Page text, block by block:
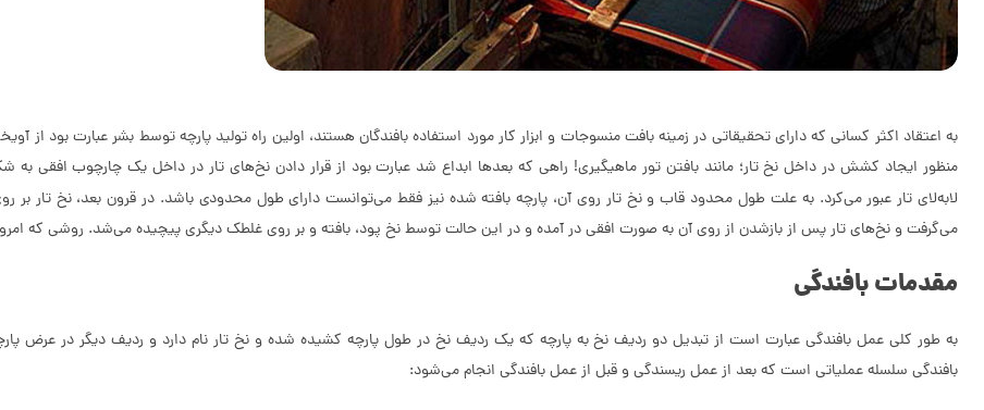
به اعتقاد اکثر کسانی که دارای تحقیقاتی در زمینه بافت منسوجات و ابزار کار مورد استفاده بافندگان هستند، اولین راه تولید پارچه توسط بشر عبارت بود از
منظور ایجاد کشش در داخل نخ تار؛ مانند بافتن تور ماهیگیری! راهی که بعدها ابداع شد عبارت بود از قرار دادن نخ‌های تار در داخل یک چارچوب افقی
لابه‌لای تار عبور می‌کرد.به علت طول محدود قاب و نخ تار روی آن، پارچه بافته شده نیز فقط می‌توانست دارای طول محدودی باشد. در قرون بعد، نخ تار
می‌گرفت و نخ‌های تار پس از بازشدن از روی آن به صورت افقی در آمده و در این حالت توسط نخ پود، بافته و بر روی غلطک دیگری پیچیده می‌شد. روشی که
مقدمات بافندگی
به طور کلی عمل بافندگی عبارت است از تبدیل دو ردیف نخ به پارچه که یک ردیف نخ در طول پارچه کشیده شده و نخ تار نام دارد و ردیف دیگر در عرض
بافندگی سلسله عملیاتی است که بعد از عمل ریسندگی و قبل از عمل بافندگی انجام می‌شود: